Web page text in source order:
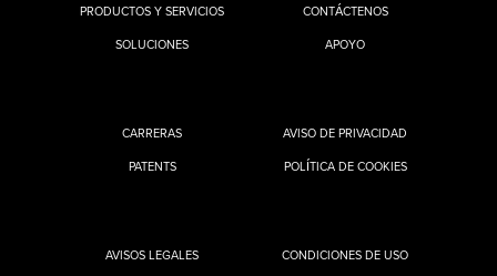
PRODUCTOS Y SERVICIOS
SOLUCIONES
CONTÁCTENOS
APOYO
CARRERAS
PATENTS
AVISO DE PRIVACIDAD
POLÍTICA DE COOKIES
AVISOS LEGALES CONDICIONES DE USO